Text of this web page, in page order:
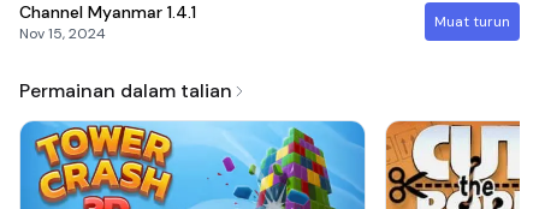
Channel Myanmar 1.4.1
Nov 15, 2024
Muat turun
Permainan dalam talian